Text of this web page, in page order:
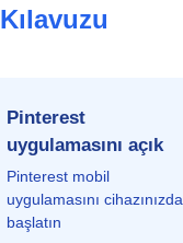
Kılavuzu
Pinterest
uygulamasını açık
Pinterest mobil
uygulamasını cihazınızda
başlatın